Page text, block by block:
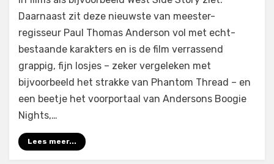
Daarnaast zit deze nieuwste van meester-
regisseur Paul Thomas Anderson vol met echt-
bestaande karakters en is de film verrassend
grappig, fijn losjes – zeker vergeleken met
bijvoorbeeld het strakke van Phantom Thread – en
een beetje het voorportaal van Andersons Boogie
Nights,…
Lees meer...